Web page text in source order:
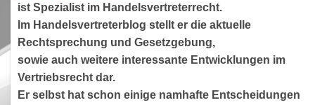
ist Spezialist im Handelsvertreterrecht.
Im Handelsvertreterblog stellt er die aktuelle
Rechtsprechung und Gesetzgebung,
sowie auch weitere interessante Entwicklungen im
Vertriebsrecht dar.
Er selbst hat schon einige namhafte Entscheidungen